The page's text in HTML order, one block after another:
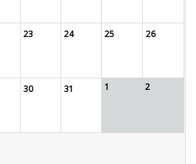
23 24 25 26
30 31 1 2